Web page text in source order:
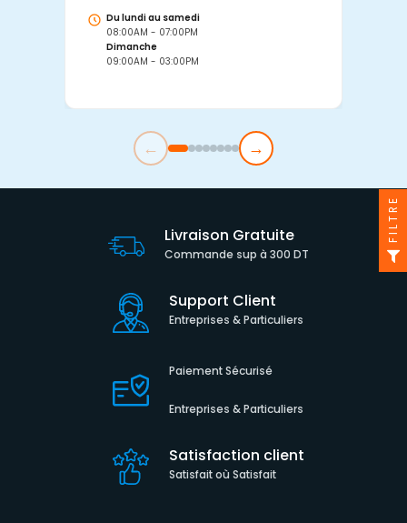
Du lundi au samedi
08:00AM - 07:00PM
Dimanche
09:00AM - 03:00PM
← →
Livraison Gratuite
Commande sup à 300 DT
Support Client
Entreprises & Particuliers
Paiement Sécurisé
Entreprises & Particuliers
Satisfaction client
Satisfait où Satisfait
FILTRE